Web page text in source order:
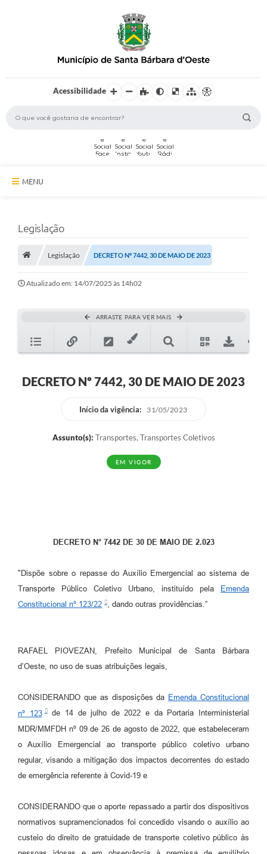
Acessibilidade
MENU
Secretarias
Serviços Online
Ouvidoria
Legislação
Doação CMDCA
Parcerias com Organização da Sociedade Civil (OSC)
Lei Aldir Blanc
Cartas de Serviço ao Usuário
Principal
Notícias
Legislação
Agenda
Legislação
Legislação DECRETO Nº 7442, 30 DE MAIO DE 2023
Atualizado em: 14/07/2025 às 14h02
ARRASTE PARA VER MAIS
DECRETO Nº 7442, 30 DE MAIO DE 2023
Início da vigência: 31/05/2023
Assunto(s): Transportes, Transportes Coletivos
EM VIGOR
DECRETO N° 7442 DE 30 DE MAIO DE 2.023
"Dispõe sobre o repasse do Auxílio Emergencial ao sistema de
Transporte Público Coletivo Urbano, instituído pela
Emenda
Constitucional nº 123/22
, dando outras providências.”
RAFAEL PIOVEZAN, Prefeito Municipal de Santa Bárbara
d’Oeste, no uso de suas atribuições legais,
CONSIDERANDO que as disposições da Emenda Constitucional
nº 123 de 14 de julho de 2022 e da Portaria Interministerial
MDR/MMFDH nº 09 de 26 de agosto de 2022, que estabeleceram
o Auxílio Emergencial ao transporte público coletivo urbano
regular, visando a mitigação dos impactos decorrentes do estado
de emergência referente à Covid-19 e
CONSIDERANDO que o aporte repassado a partir dos dispositivos
normativos supramencionados foi concedido visando o auxílio ao
custeio do direito de gratuidade de transporte coletivo público às